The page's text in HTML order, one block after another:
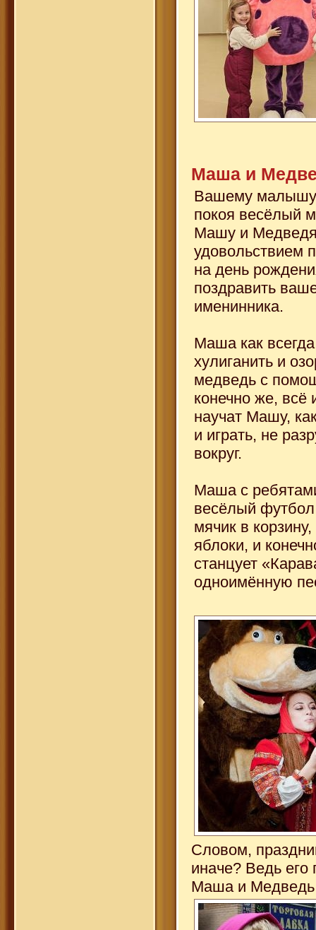
Маша и
Вашему малышу
покоя весёлый
Машу и
удовольствием
на день
поздравить
именинника.
Маша как
хулиганить и
медведь с
конечно же, всё
научат Машу,
и играть, не
вокруг.
Маша с
весёлый
мячик в
яблоки, и
станцует
одноимённую
Словом,
иначе? Ведь
Маша и